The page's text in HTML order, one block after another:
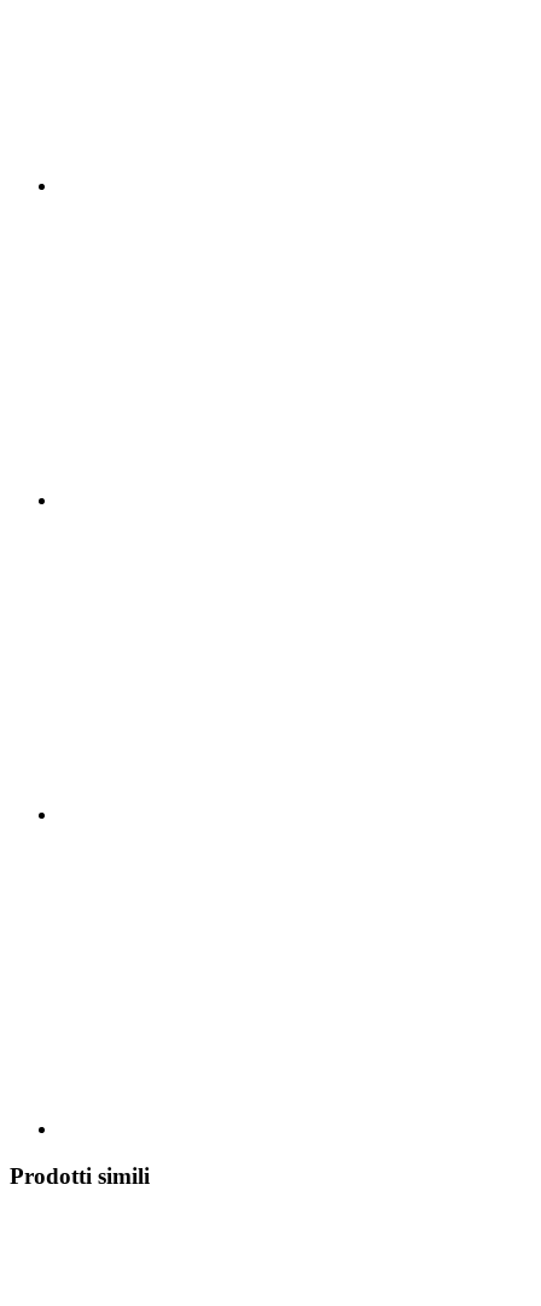
Prodotti simili